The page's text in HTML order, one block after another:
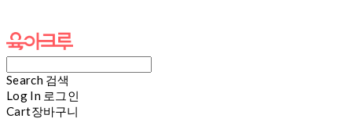
Search 검색
Log In 로그인
Cart장바구니